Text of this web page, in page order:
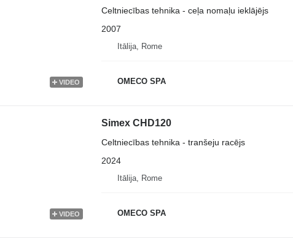
VIDEO
Celtniecības tehnika - ceļa nomaļu ieklājējs
2007
Itālija, Rome
OMECO SPA
VIDEO
Simex CHD120
Celtniecības tehnika - tranšeju racējs
2024
Itālija, Rome
OMECO SPA